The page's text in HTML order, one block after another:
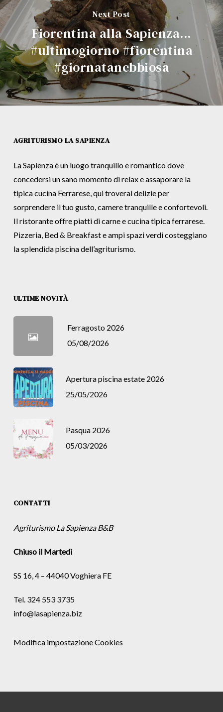
Next Post
Fiorentina alla Sapienza...
#ultimogiorno #fiorentina
#giornatanebbiosa
AGRITURISMO LA SAPIENZA
La Sapienza è un luogo tranquillo e romantico dove
concedersi un sano momento di relax e assaporare la
tipica cucina Ferrarese, qui troverai delizie per
sorprendere il tuo gusto, camere tranquille e confortevoli.
Il ristorante offre piatti di carne e cucina tipica ferrarese.
Pizzeria, Bed & Breakfast e ampi spazi verdi costeggiano
la splendida piscina dell’agriturismo.
ULTIME NOVITÀ
Ferragosto 2026
05/08/2026
Apertura piscina estate 2026
25/05/2026
Pasqua 2026
05/03/2026
CONTATTI
Agriturismo La Sapienza B&B
Chiuso il Martedì
SS 16, 4 – 44040 Voghiera FE
Tel. 324 553 3735
info@lasapienza.biz
Modifica impostazione Cookies